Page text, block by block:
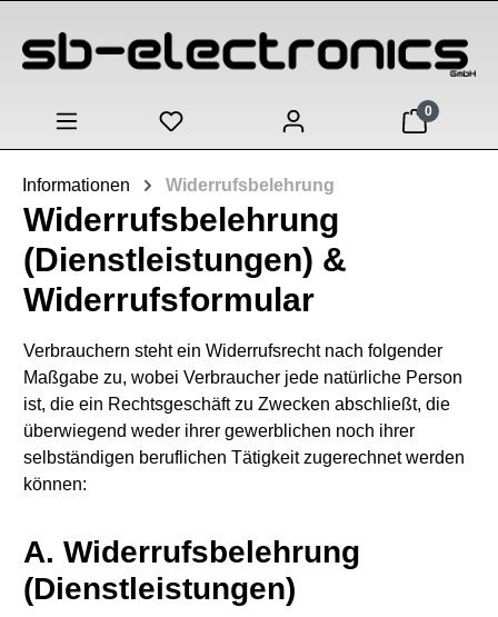
0
Informationen Widerrufsbelehrung
Widerrufsbelehrung
(Dienstleistungen) &
Widerrufsformular
Verbrauchern steht ein Widerrufsrecht nach folgender
Maßgabe zu, wobei Verbraucher jede natürliche Person
ist, die ein Rechtsgeschäft zu Zwecken abschließt, die
überwiegend weder ihrer gewerblichen noch ihrer
selbständigen beruflichen Tätigkeit zugerechnet werden
können:
A. Widerrufsbelehrung
(Dienstleistungen)